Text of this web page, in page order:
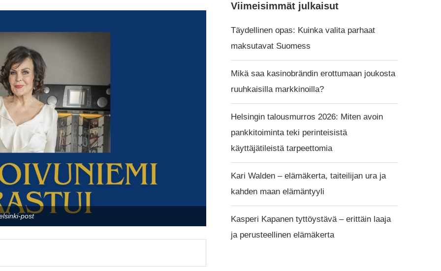
post
Viimeisimmät julkaisut
Täydellinen opas: Kuinka valita parhaat
maksutavat Suomess
Mikä saa kasinobrändin erottumaan joukosta
ruuhkaisilla markkinoilla?
Helsingin talousmurros 2026: Miten avoin
pankkitoiminta teki perinteisistä
käyttäjätileistä tarpeettomia
Kari Walden – elämäkerta, taiteilijan ura ja
kahden maan elämäntyyli
Kasperi Kapanen tyttöystävä – erittäin laaja
ja perusteellinen elämäkerta